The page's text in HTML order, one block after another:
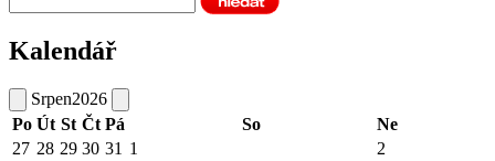
Kalendář
Srpen2026
Po Út St Čt Pá So
Ne
27 28 29 30 31 1 2